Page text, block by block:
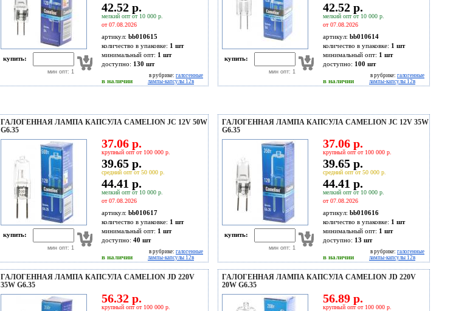
купить:
мин опт: 1
42.52 р.
мелкий опт от 10 000 р.
от 07.08.2026
артикул: bb010615
количество в упаковке: 1 шт
минимальный опт: 1 шт
доступно: 130 шт
в наличии
в рубрике: галогенные
лампы-капсулы 12в
купить:
мин опт: 1
42.52 р.
мелкий опт от 10 000 р.
от 07.08.2026
артикул: bb010614
количество в упаковке: 1 шт
минимальный опт: 1 шт
доступно: 100 шт
в наличии
в рубрике: галогенные
лампы-капсулы 12в
ГАЛОГЕННАЯ ЛАМПА КАПСУЛА CAMELION JC 12V 50W
G6.35
купить:
мин опт: 1
37.06 р.
крупный опт от 100 000 р.
39.65 р.
средний опт от 50 000 р.
44.41 р.
мелкий опт от 10 000 р.
от 07.08.2026
артикул: bb010617
количество в упаковке: 1 шт
минимальный опт: 1 шт
доступно: 40 шт
в наличии
в рубрике: галогенные
лампы-капсулы 12в
ГАЛОГЕННАЯ ЛАМПА КАПСУЛА CAMELION JC 12V 35W
G6.35
купить:
мин опт: 1
37.06 р.
крупный опт от 100 000 р.
39.65 р.
средний опт от 50 000 р.
44.41 р.
мелкий опт от 10 000 р.
от 07.08.2026
артикул: bb010616
количество в упаковке: 1 шт
минимальный опт: 1 шт
доступно: 13 шт
в наличии
в рубрике: галогенные
лампы-капсулы 12в
ГАЛОГЕННАЯ ЛАМПА КАПСУЛА CAMELION JD 220V
35W G6.35
56.32 р.
крупный опт от 100 000 р.
ГАЛОГЕННАЯ ЛАМПА КАПСУЛА CAMELION JD 220V
20W G6.35
56.89 р.
крупный опт от 100 000 р.